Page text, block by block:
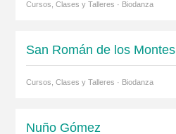
Cursos, Clases y Talleres · Biodanza
San Román de los Montes
Cursos, Clases y Talleres · Biodanza
Nuño Gómez